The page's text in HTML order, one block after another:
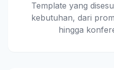
Template yang
kebutuhan, dari
hingga